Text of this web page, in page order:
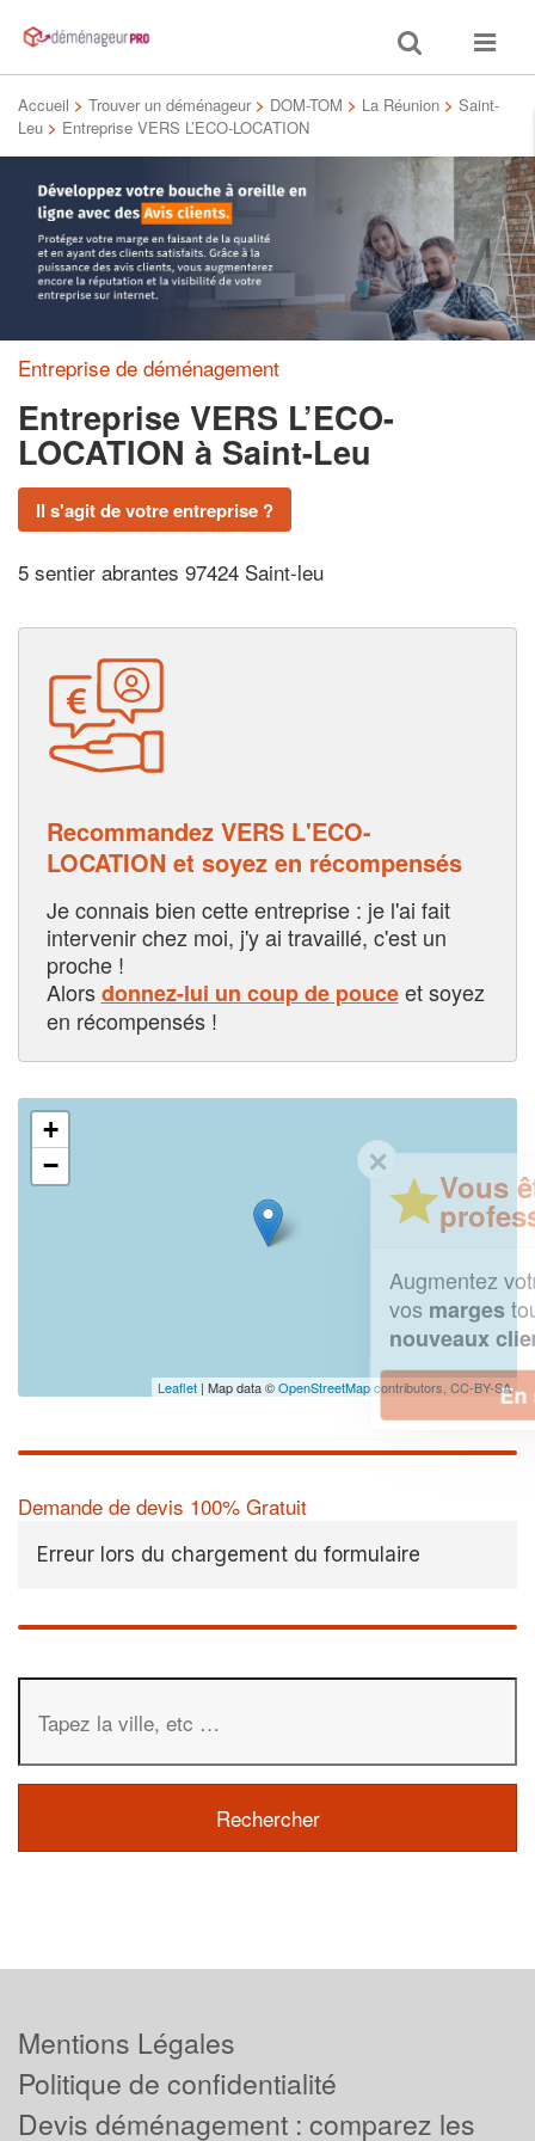
Toggle
search
Toggle
Accueil > Trouver un déménageur > DOM-TOM > La Réunion > Saint-
Leu > Entreprise VERS L’ECO-LOCATION
Entreprise de déménagement
Entreprise VERS L’ECO-
LOCATION à Saint-Leu
Il s'agit de votre entreprise ?
5 sentier abrantes 97424 Saint-leu
Recommandez VERS L'ECO-
LOCATION et soyez en récompensés
Je connais bien cette entreprise : je l'ai fait
intervenir chez moi, j'y ai travaillé, c'est un
proche !
Alorsdonnez-lui un coup de pouceet soyez
en récompensés !
+
−
Leaflet | Map data ©OpenStreetMap contributors, CC-BY-SA
Demande de devis 100% Gratuit
Erreur lors du chargement du formulaire
Vous êtes un
professionnel ?
chiffre d'affaires
tout en gagnant de
En savoir plus
Mentions Légales
Politique de confidentialité
Devis déménagement : comparez les